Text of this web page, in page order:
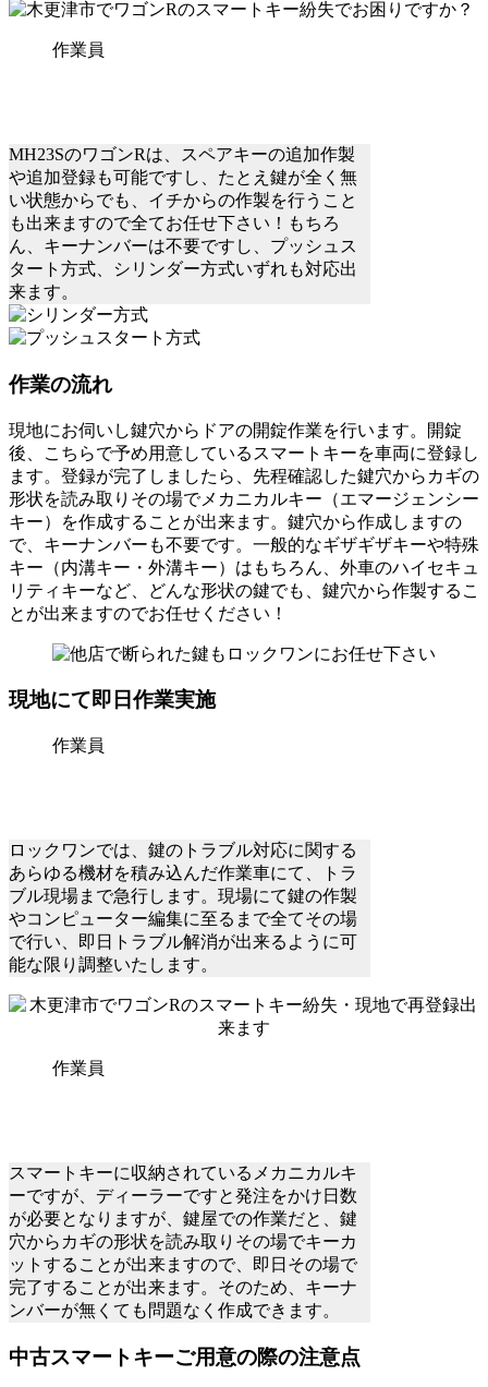
作業員
MH23SのワゴンRは、スペアキーの追加作製
や追加登録も可能ですし、たとえ鍵が全く無
い状態からでも、イチからの作製を行うこと
も出来ますので全てお任せ下さい！もちろ
ん、キーナンバーは不要ですし、プッシュス
タート方式、シリンダー方式いずれも対応出
来ます。
作業の流れ
現地にお伺いし鍵穴からドアの開錠作業を行います。開錠
後、こちらで予め用意しているスマートキーを車両に登録し
ます。登録が完了しましたら、先程確認した鍵穴からカギの
形状を読み取りその場でメカニカルキー（エマージェンシー
キー）を作成することが出来ます。鍵穴から作成しますの
で、キーナンバーも不要です。一般的なギザギザキーや特殊
キー（内溝キー・外溝キー）はもちろん、外車のハイセキュ
リティキーなど、どんな形状の鍵でも、鍵穴から作製するこ
とが出来ますのでお任せください！
現地にて即日作業実施
作業員
ロックワンでは、鍵のトラブル対応に関する
あらゆる機材を積み込んだ作業車にて、トラ
ブル現場まで急行します。現場にて鍵の作製
やコンピューター編集に至るまで全てその場
で行い、即日トラブル解消が出来るように可
能な限り調整いたします。
作業員
スマートキーに収納されているメカニカルキ
ーですが、ディーラーですと発注をかけ日数
が必要となりますが、鍵屋での作業だと、鍵
穴からカギの形状を読み取りその場でキーカ
ットすることが出来ますので、即日その場で
完了することが出来ます。そのため、キーナ
ンバーが無くても問題なく作成できます。
中古スマートキーご用意の際の注意点